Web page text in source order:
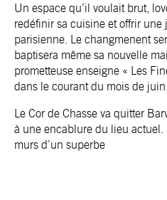
Un espace qu’il voulait brut,
redéfinir sa cuisine et offrir
parisienne. Le changmenent
baptisera même sa nouvelle
prometteuse enseigne « Les
dans le courant du mois de juin.
Le Cor de Chasse va quitter
à une encablure du lieu actuel.
murs d’un superbe